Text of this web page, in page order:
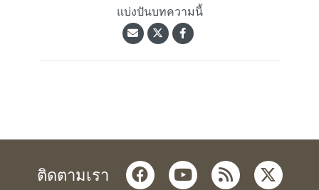
แบ่งปันบทความนี้
ติดตามเรา facebookyoutube
rss twitter